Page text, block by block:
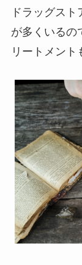
ドラッグス
が多くいるの
リートメント